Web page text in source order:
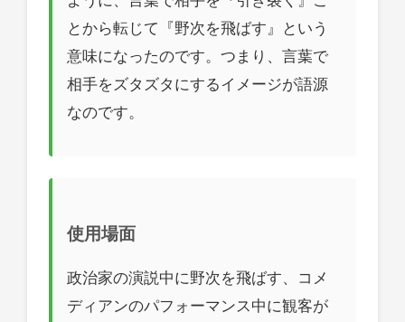
とから転じて『野次を飛ばす』という
意味になったのです。つまり、言葉で
相手をズタズタにするイメージが語源
なのです。
使用場面
政治家の演説中に野次を飛ばす、コメ
ディアンのパフォーマンス中に観客が